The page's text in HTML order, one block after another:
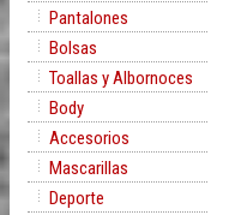
Pantalones
Bolsas
Toallas y Albornoces
Body
Accesorios
Mascarillas
Deporte